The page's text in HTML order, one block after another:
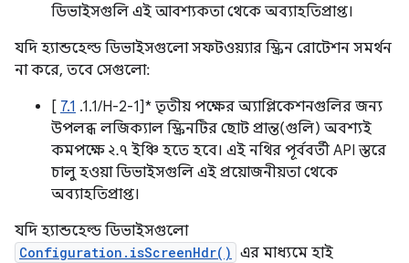
ডিভাইসগুলি এই আবশ্যকতা থেকে অব্যাহতিপ্রাপ্ত।
যদি হ্যান্ডহেল্ড ডিভাইসগুলো সফটওয়্যার স্ক্রিন রোটেশন সমর্থন
না করে, তবে সেগুলো:
[ 7.1 .1.1/H-2-1]* তৃতীয় পক্ষের অ্যাপ্লিকেশনগুলির জন্য
উপলব্ধ লজিক্যাল স্ক্রিনটির ছোট প্রান্ত(গুলি) অবশ্যই
কমপক্ষে ২.৭ ইঞ্চি হতে হবে। এই নথির পূর্ববর্তী API স্তরে
চালু হওয়া ডিভাইসগুলি এই প্রয়োজনীয়তা থেকে
অব্যাহতিপ্রাপ্ত।
যদি হ্যান্ডহেল্ড ডিভাইসগুলো
Configuration.isScreenHdr() এর মাধ্যমে হাই